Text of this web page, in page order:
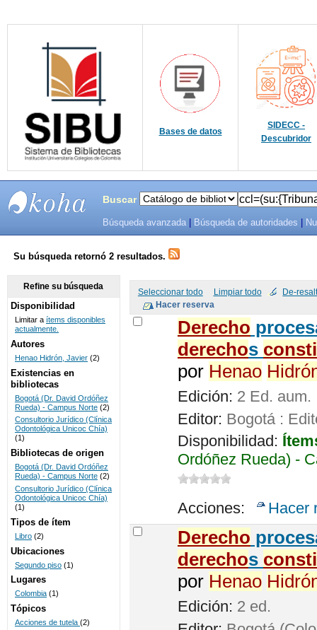
Bases de datos
SIDECC -
Descubridor
SISTEMAS
DE
BIBLIOTECAS
UNICOC
Buscar
Búsqueda avanzada Búsqueda de autoridades
Su búsqueda retornó 2 resultados.
Seleccionar todo Limpiar todo De-
Derecho
derechos
por Henao
Edición: 2 Ed. aum.
Editor: Bogotá :
Disponibilidad:
Ordóñez Rueda) -
Acciones: Hacer
Derecho
derechos
por Henao
Edición: 2 ed.
Refine su búsqueda
Disponibilidad
Limitar a ítems disponibles
actualmente.
Autores
Henao Hidrón, Javier (2)
Existencias en
bibliotecas
Bogotá (Dr. David Ordóñez
Rueda) - Campus Norte (2)
Consultorio Jurídico (Clínica
Odontológica Unicoc Chía)
(1)
Bibliotecas de origen
Bogotá (Dr. David Ordóñez
Rueda) - Campus Norte (2)
Consultorio Jurídico (Clínica
Odontológica Unicoc Chía)
(1)
Tipos de ítem
Libro (2)
Ubicaciones
Segundo piso (1)
Lugares
Colombia (1)
Tópicos
Acciones de tutela (2)